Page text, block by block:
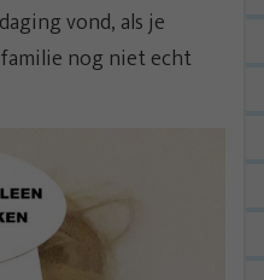
vond, als je
nog niet echt